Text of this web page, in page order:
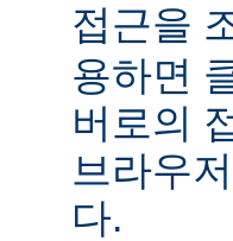
접근을
용하면
버로의
브라우
다.